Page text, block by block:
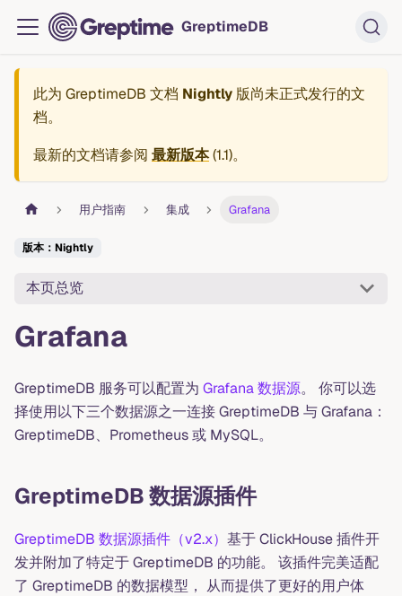
GreptimeDB
此为 GreptimeDB 文档 Nightly 版尚未正式发行的文
档。
最新的文档请参阅 最新版本(1.1)。
用户指南 集成 Grafana
版本：Nightly
本页总览
Grafana
GreptimeDB 服务可以配置为 Grafana 数据源。 你可以选
择使用以下三个数据源之一连接 GreptimeDB 与 Grafana：
GreptimeDB、Prometheus 或 MySQL。
GreptimeDB 数据源插件
GreptimeDB 数据源插件（v2.x） 基于 ClickHouse 插件开
发并附加了特定于 GreptimeDB 的功能。 该插件完美适配
了 GreptimeDB 的数据模型， 从而提供了更好的用户体